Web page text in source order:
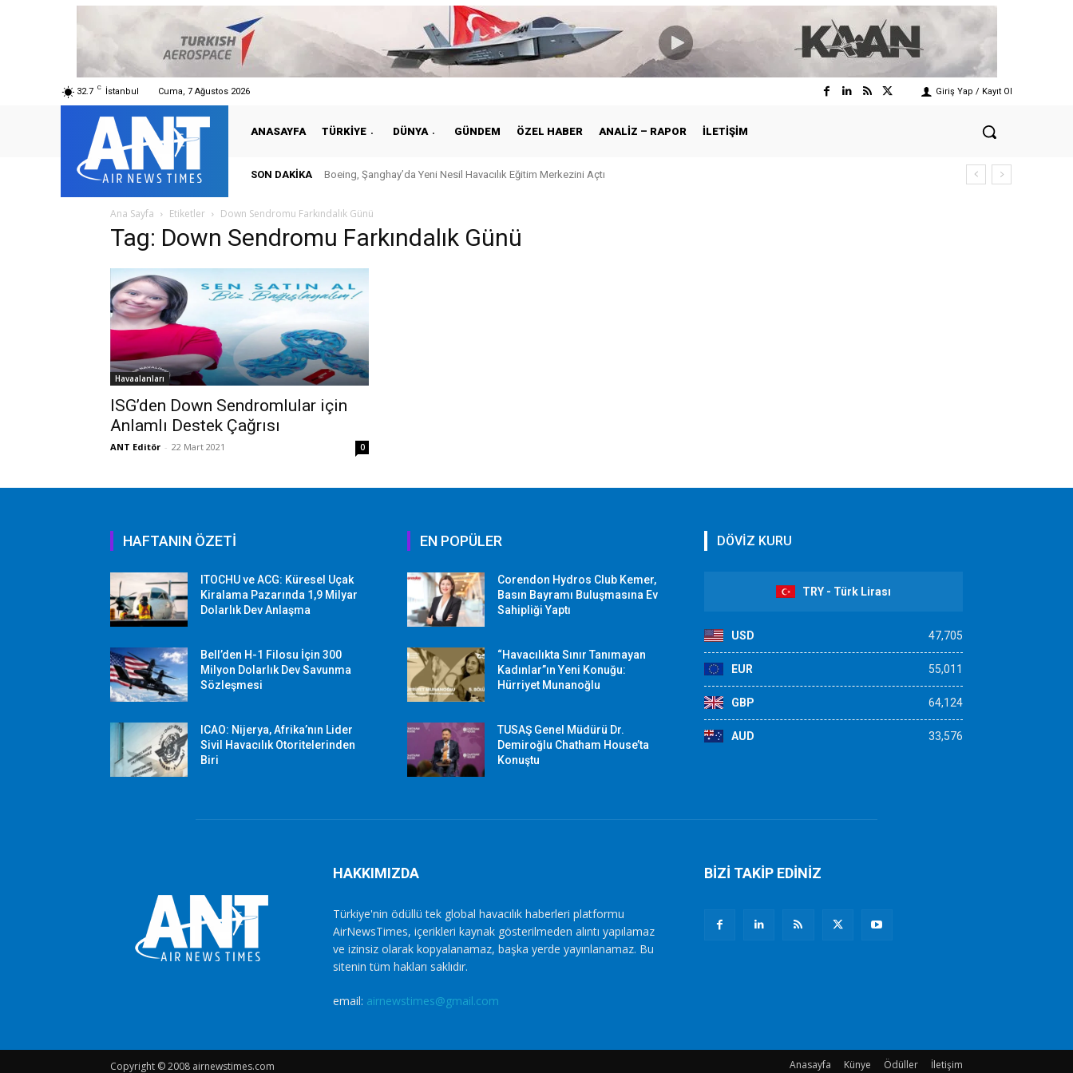
32.7 C İstanbul Cuma, 7 Ağustos 2026 Giriş Yap / Kayıt Ol
ANASAYFA TÜRKIYE DÜNYA GÜNDEM ÖZEL HABER ANALIZ – RAPOR İLETIŞIM
SON DAKIKA Boeing, Şanghay’da Yeni Nesil Havacılık Eğitim Merkezini Açtı
Ana Sayfa Etiketler Down Sendromu Farkındalık Günü
Tag: Down Sendromu Farkındalık Günü
Havaalanları
ISG’den Down Sendromlular için
Anlamlı Destek Çağrısı
ANT Editör - 22 Mart 2021 0
HAFTANIN ÖZETİ
ITOCHU ve ACG: Küresel Uçak
Kiralama Pazarında 1,9 Milyar
Dolarlık Dev Anlaşma
Bell’den H-1 Filosu İçin 300
Milyon Dolarlık Dev Savunma
Sözleşmesi
ICAO: Nijerya, Afrika’nın Lider
Sivil Havacılık Otoritelerinden
Biri
EN POPÜLER
Corendon Hydros Club Kemer,
Basın Bayramı Buluşmasına Ev
Sahipliği Yaptı
“Havacılıkta Sınır Tanımayan
Kadınlar”ın Yeni Konuğu:
Hürriyet Munanoğlu
TUSAŞ Genel Müdürü Dr.
Demiroğlu Chatham House’ta
Konuştu
DÖVİZ KURU
TRY - Türk Lirası
USD 47,705
EUR 55,011
GBP 64,124
AUD 33,576
HAKKIMIZDA
Türkiye'nin ödüllü tek global havacılık haberleri platformu
AirNewsTimes, içerikleri kaynak gösterilmeden alıntı yapılamaz
ve izinsiz olarak kopyalanamaz, başka yerde yayınlanamaz. Bu
sitenin tüm hakları saklıdır.
email: airnewstimes@gmail.com
BİZİ TAKİP EDİNİZ
Copyright © 2008 airnewstimes.com Anasayfa Künye Ödüller İletişim